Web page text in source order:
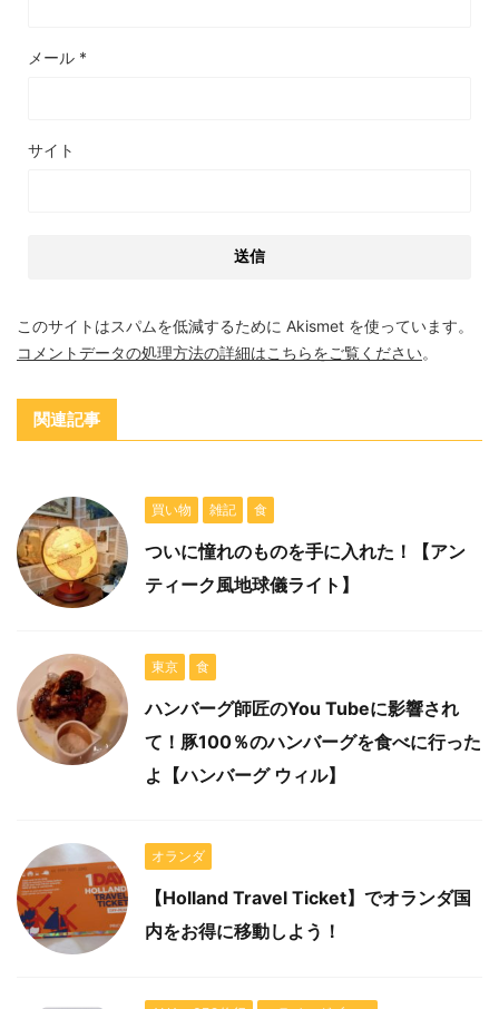
メール *
サイト
このサイトはスパムを低減するために Akismet を使っています。
コメントデータの処理方法の詳細はこちらをご覧ください。
関連記事
買い物 雑記 食
ついに憧れのものを手に入れた！【アン
ティーク風地球儀ライト】
東京 食
ハンバーグ師匠のYou Tubeに影響され
て！豚100％のハンバーグを食べに行った
よ【ハンバーグ ウィル】
オランダ
【Holland Travel Ticket】でオランダ国
内をお得に移動しよう！